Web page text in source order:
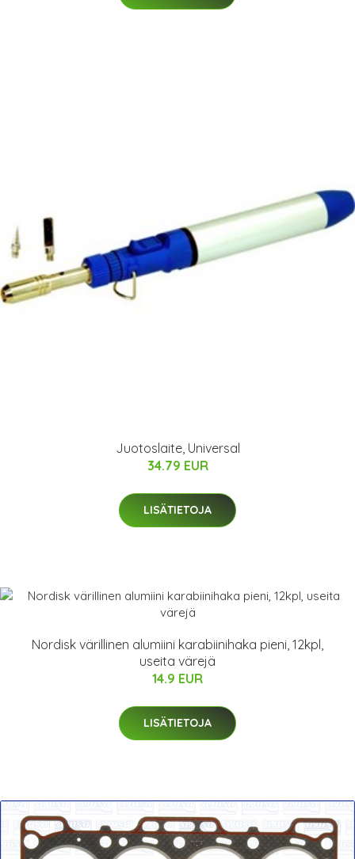
Juotoslaite, Universal
34.79 EUR
LISÄTIETOJA
Nordisk värillinen alumiini karabiinihaka pieni, 12kpl,
useita värejä
14.9 EUR
LISÄTIETOJA